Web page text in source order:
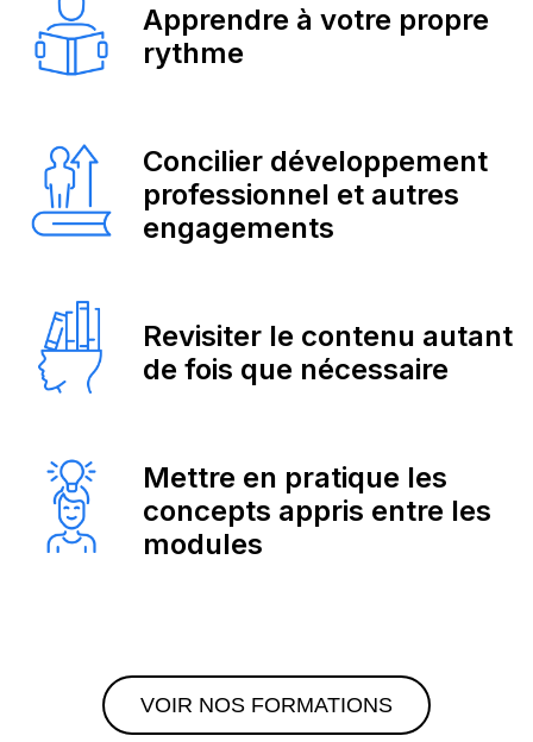
Apprendre à votre propre
rythme
Concilier développement
professionnel et autres
engagements
Revisiter le contenu autant
de fois que nécessaire
Mettre en pratique les
concepts appris entre les
modules
VOIR NOS FORMATIONS